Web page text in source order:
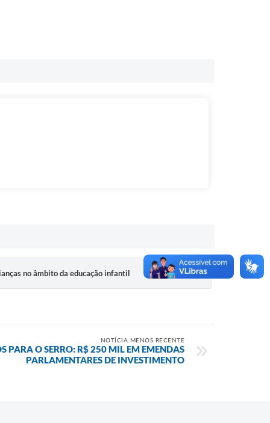
no âmbito da educação infantil
NOTÍCIA MENOS RECENTE
PARA O SERRO: R$ 250 MIL EM EMENDAS
PARLAMENTARES DE INVESTIMENTO